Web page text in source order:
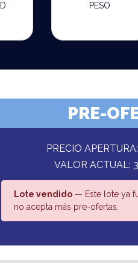
PESO
PRE-
PRECIO
VALOR ACTUAL:
Lote vendido— Este lote ya
no acepta más pre-ofertas.